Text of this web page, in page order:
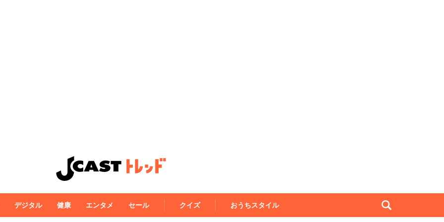
デジタル 健康 エンタメ セール クイズ おうちスタイル